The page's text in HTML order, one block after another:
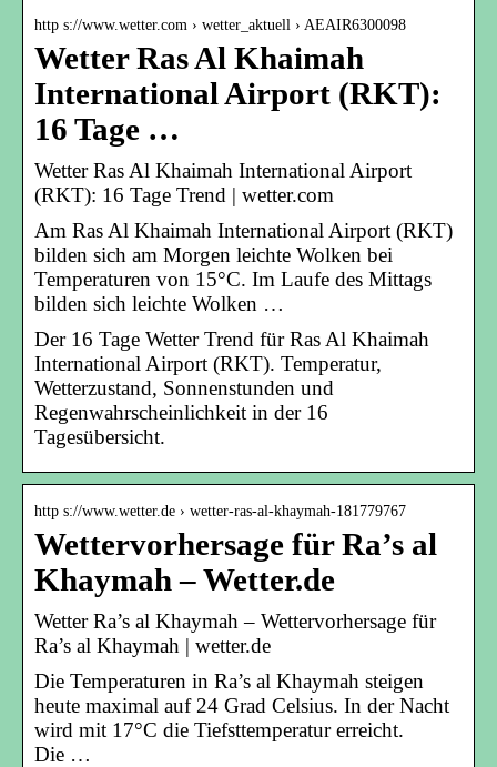
http s://www.wetter.com › wetter_aktuell › AEAIR6300098
Wetter Ras Al Khaimah
International Airport (RKT):
16 Tage …
Wetter Ras Al Khaimah International Airport
(RKT): 16 Tage Trend | wetter.com
Am Ras Al Khaimah International Airport (RKT)
bilden sich am Morgen leichte Wolken bei
Temperaturen von 15°C. Im Laufe des Mittags
bilden sich leichte Wolken …
Der 16 Tage Wetter Trend für Ras Al Khaimah
International Airport (RKT). Temperatur,
Wetterzustand, Sonnenstunden und
Regenwahrscheinlichkeit in der 16
Tagesübersicht.
http s://www.wetter.de › wetter-ras-al-khaymah-181779767
Wettervorhersage für Ra’s al
Khaymah – Wetter.de
Wetter Ra’s al Khaymah – Wettervorhersage für
Ra’s al Khaymah | wetter.de
Die Temperaturen in Ra’s al Khaymah steigen
heute maximal auf 24 Grad Celsius. In der Nacht
wird mit 17°C die Tiefsttemperatur erreicht.
Die …